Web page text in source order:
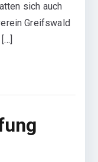
sich auch
Greifswald